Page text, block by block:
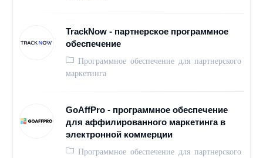
TrackNow - партнерское программное
обеспечение
Программное обеспечение для партнерского
маркетинга
GoAffPro - программное обеспечение
для аффилированного маркетинга в
электронной коммерции
Программное обеспечение для партнерского